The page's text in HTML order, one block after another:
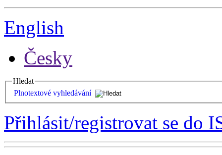
English
Česky
Hledat
Plnotextové vyhledávání
Přihlásit/registrovat se do